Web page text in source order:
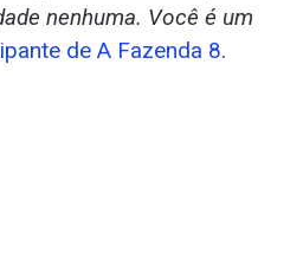
nenhuma. Você é um
de A Fazenda 8.